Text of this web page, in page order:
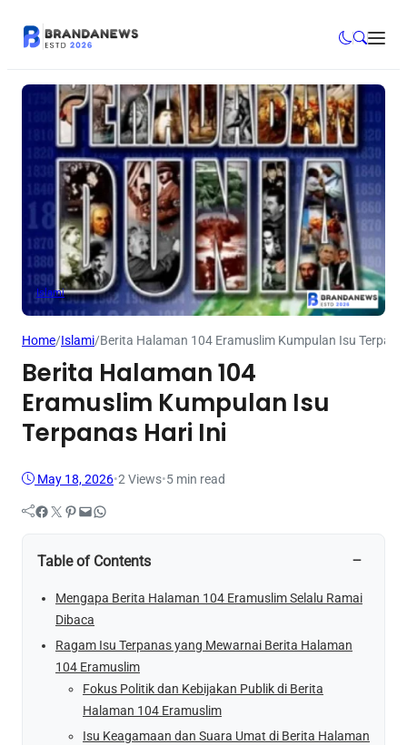
Islami
Home/Islami/Berita Halaman 104 Eramuslim Kumpulan Isu
Berita Halaman 104
Eramuslim Kumpulan Isu
Terpanas Hari Ini
May 18, 2026•2 Views•5 min read
Facebook Twitter Pinterest Mail WhatsApp
Table of Contents −
Mengapa Berita Halaman 104 Eramuslim Selalu Ramai
Dibaca
Ragam Isu Terpanas yang Mewarnai Berita Halaman
104 Eramuslim
Fokus Politik dan Kebijakan Publik di Berita
Halaman 104 Eramuslim
Isu Keagamaan dan Suara Umat di Berita Halaman